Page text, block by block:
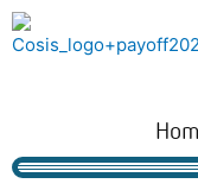
Ga
naar